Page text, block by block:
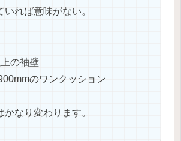
れば意味がない。
の袖壁
のワンクッション
かなり変わります。